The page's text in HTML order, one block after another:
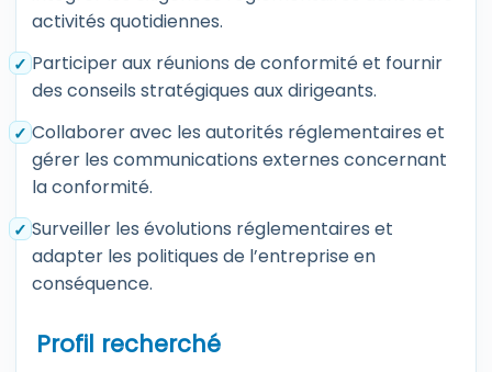
activités quotidiennes.
Participer aux réunions de conformité et fournir
des conseils stratégiques aux dirigeants.
Collaborer avec les autorités réglementaires et
gérer les communications externes concernant
la conformité.
Surveiller les évolutions réglementaires et
adapter les politiques de l’entreprise en
conséquence.
Profil recherché